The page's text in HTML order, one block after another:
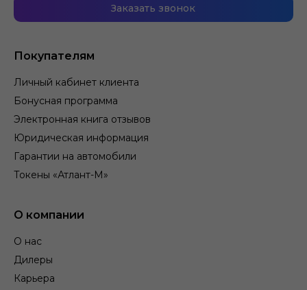
Покупателям
Личный кабинет клиента
Бонусная программа
Электронная книга отзывов
Юридическая информация
Гарантии на автомобили
Токены «Атлант-М»
О компании
О нас
Дилеры
Карьера
Заказать звонок